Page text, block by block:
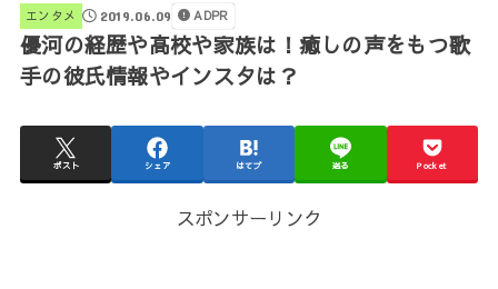
エンタメ 2019.06.09 ADPR
優河の経歴や高校や家族は！癒しの声をもつ歌
手の彼氏情報やインスタは？
ポスト シェア はてブ 送る Pocket
スポンサーリンク